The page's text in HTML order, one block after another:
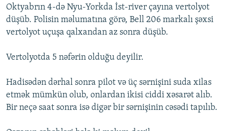
QANUNI DOĞRU
ARAŞDIRMA
VIDEO
FOTOQALEREYA
İNFOQRAFIKA
KARIKATURA
RADIO ARXIV
OXU ZALI
AZƏRBAYCAN ƏDƏBIYYATI KITABXANASI
İSLAM VƏ DEMOKRATIYA
HAQQIMIZDA
MISSIYAMIZ
PEŞƏ ETIKASI VƏ JURNALISTIKA STANDARTLARIMIZ
BIZI IZLƏ
Oktyabrın 4-də Nyu-Yorkda İst-river çayına vertolyot
düşüb. Polisin məlumatına görə, Bell 206 markalı şəxsi
vertolyot uçuşa qalxandan az sonra düşüb.
Vertolyotda 5 nəfərin olduğu deyilir.
Hadisədən dərhal sonra pilot və üç sərnişini suda xilas
etmək mümkün olub, onlardan ikisi ciddi xəsarət alıb.
Bir neçə saat sonra isə digər bir sərnişinin cəsədi tapılıb.